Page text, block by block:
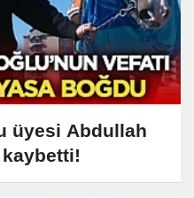
üyesi Abdullah
kaybetti!